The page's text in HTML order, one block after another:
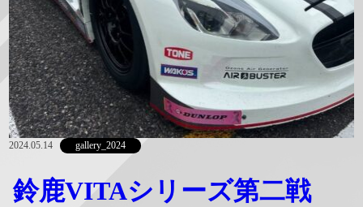
2024.05.14 gallery_2024
鈴鹿VITAシリーズ第二戦